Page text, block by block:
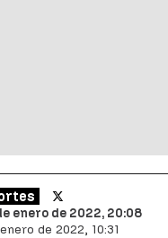
enero de 2022, 20:08
de 2022, 10:31